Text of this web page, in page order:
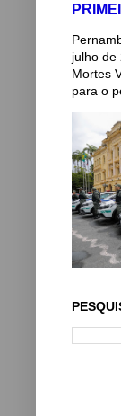
julho de
Mortes
para o